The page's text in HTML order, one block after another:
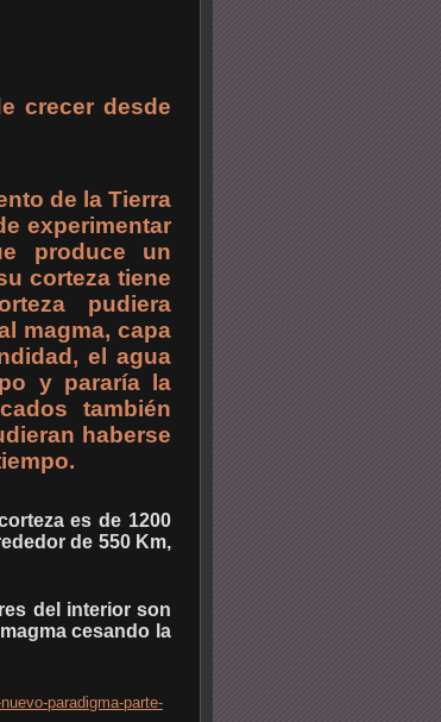
crecer desde
de la Tierra
experimentar
produce un
corteza tiene
pudiera
magma, capa
el agua
y pararía la
también
haberse
es de 1200
de 550 Km,
del interior son
cesando la
paradigma-parte-